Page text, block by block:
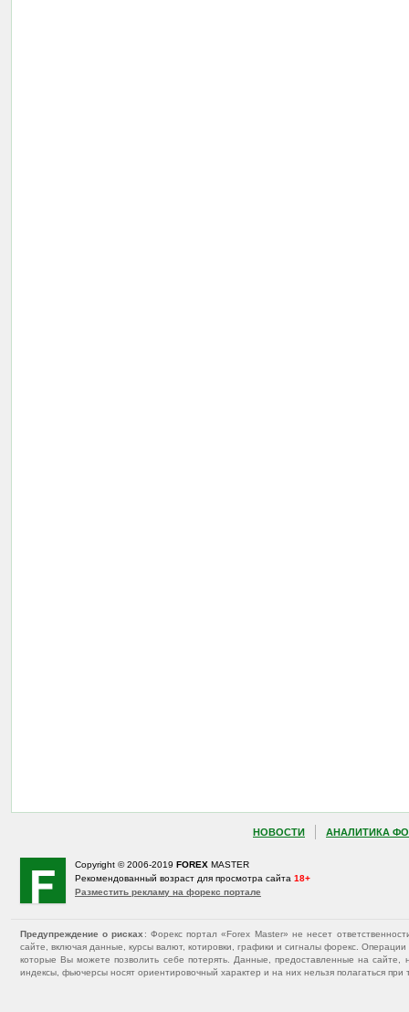
НОВОСТИ АНАЛИТИКА
Copyright © 2006-2019 FOREX MASTER
Рекомендованный возраст для просмотра сайта 18+
Разместить рекламу на форекс портале
Предупреждение о рисках : Форекс портал «Forex Master» не несет
сайте, включая данные, курсы валют, котировки, графики и сигналы форекс.
которые Вы можете позволить себе потерять. Данные, предоставленные на
индексы, фьючерсы носят ориентировочный характер и на них нельзя полагаться при